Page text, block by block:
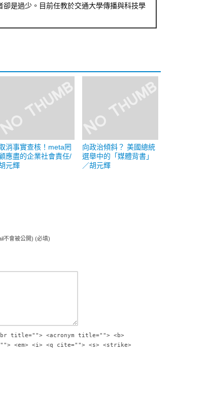
是過少。目前任教於交通大學傳播與科技學
消事實查核！meta罔
應盡的企業社會責任/
元輝
向政治傾斜？ 美國總統
選舉中的「媒體背書」
／胡元輝
不會被公開) (必填)
title=""> <acronym title=""> <b>
<em> <i> <q cite=""> <s> <strike>